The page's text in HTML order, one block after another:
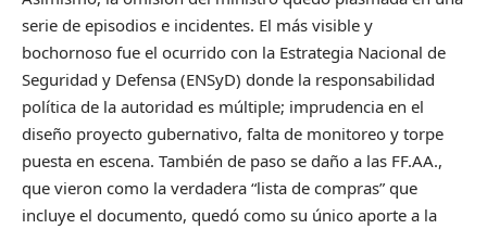
serie de episodios e incidentes. El más visible y
bochornoso fue el ocurrido con la Estrategia Nacional de
Seguridad y Defensa (ENSyD) donde la responsabilidad
política de la autoridad es múltiple; imprudencia en el
diseño proyecto gubernativo, falta de monitoreo y torpe
puesta en escena. También de paso se daño a las FF.AA.,
que vieron como la verdadera “lista de compras” que
incluye el documento, quedó como su único aporte a la